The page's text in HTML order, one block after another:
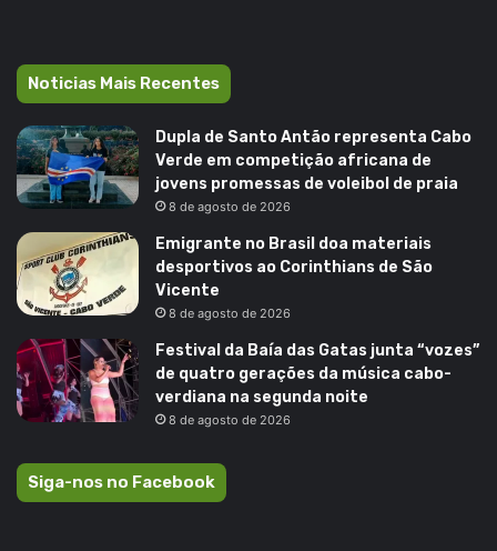
Noticias Mais Recentes
Dupla de Santo Antão representa Cabo
Verde em competição africana de
jovens promessas de voleibol de praia
8 de agosto de 2026
Emigrante no Brasil doa materiais
desportivos ao Corinthians de São
Vicente
8 de agosto de 2026
Festival da Baía das Gatas junta “vozes”
de quatro gerações da música cabo-
verdiana na segunda noite
8 de agosto de 2026
Siga-nos no Facebook